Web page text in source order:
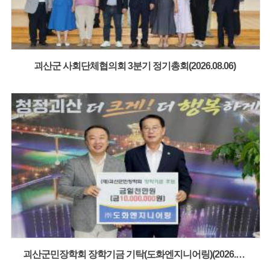
괴산군 사회단체협의회 3분기 정기총회(2026.08.06)
괴산군민장학회 장학기금 기탁(도화엔지니어링)(2026.08.05)